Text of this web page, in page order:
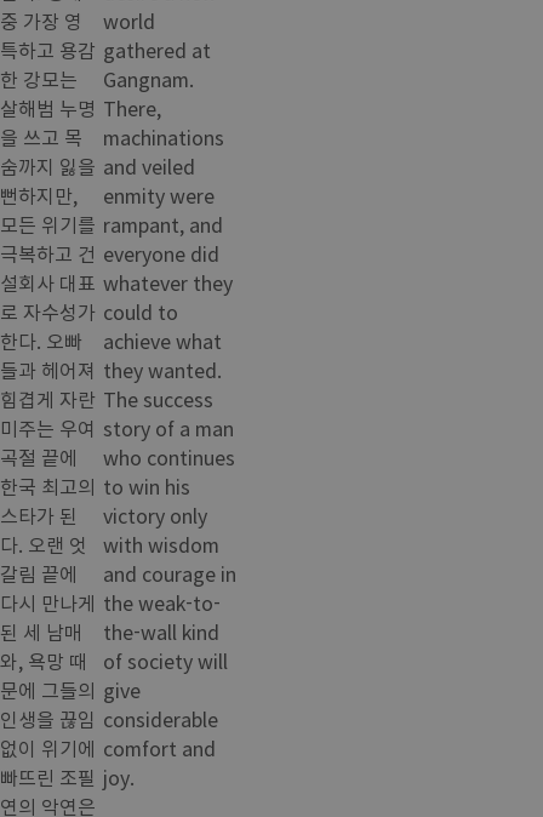
중 가장 영
특하고 용감
한 강모는
살해범 누명
을 쓰고 목
숨까지 잃을
뻔하지만,
모든 위기를
극복하고 건
설회사 대표
로 자수성가
한다. 오빠
들과 헤어져
힘겹게 자란
미주는 우여
곡절 끝에
한국 최고의
스타가 된
다. 오랜 엇
갈림 끝에
다시 만나게
된 세 남매
와, 욕망 때
문에 그들의
인생을 끊임
없이 위기에
빠뜨린 조필
연의 악연은
world
gathered at
Gangnam.
There,
machinations
and veiled
enmity were
rampant, and
everyone did
whatever they
could to
achieve what
they wanted.
The success
story of a man
who continues
to win his
victory only
with wisdom
and courage in
the weak-to-
the-wall kind
of society will
give
considerable
comfort and
joy.